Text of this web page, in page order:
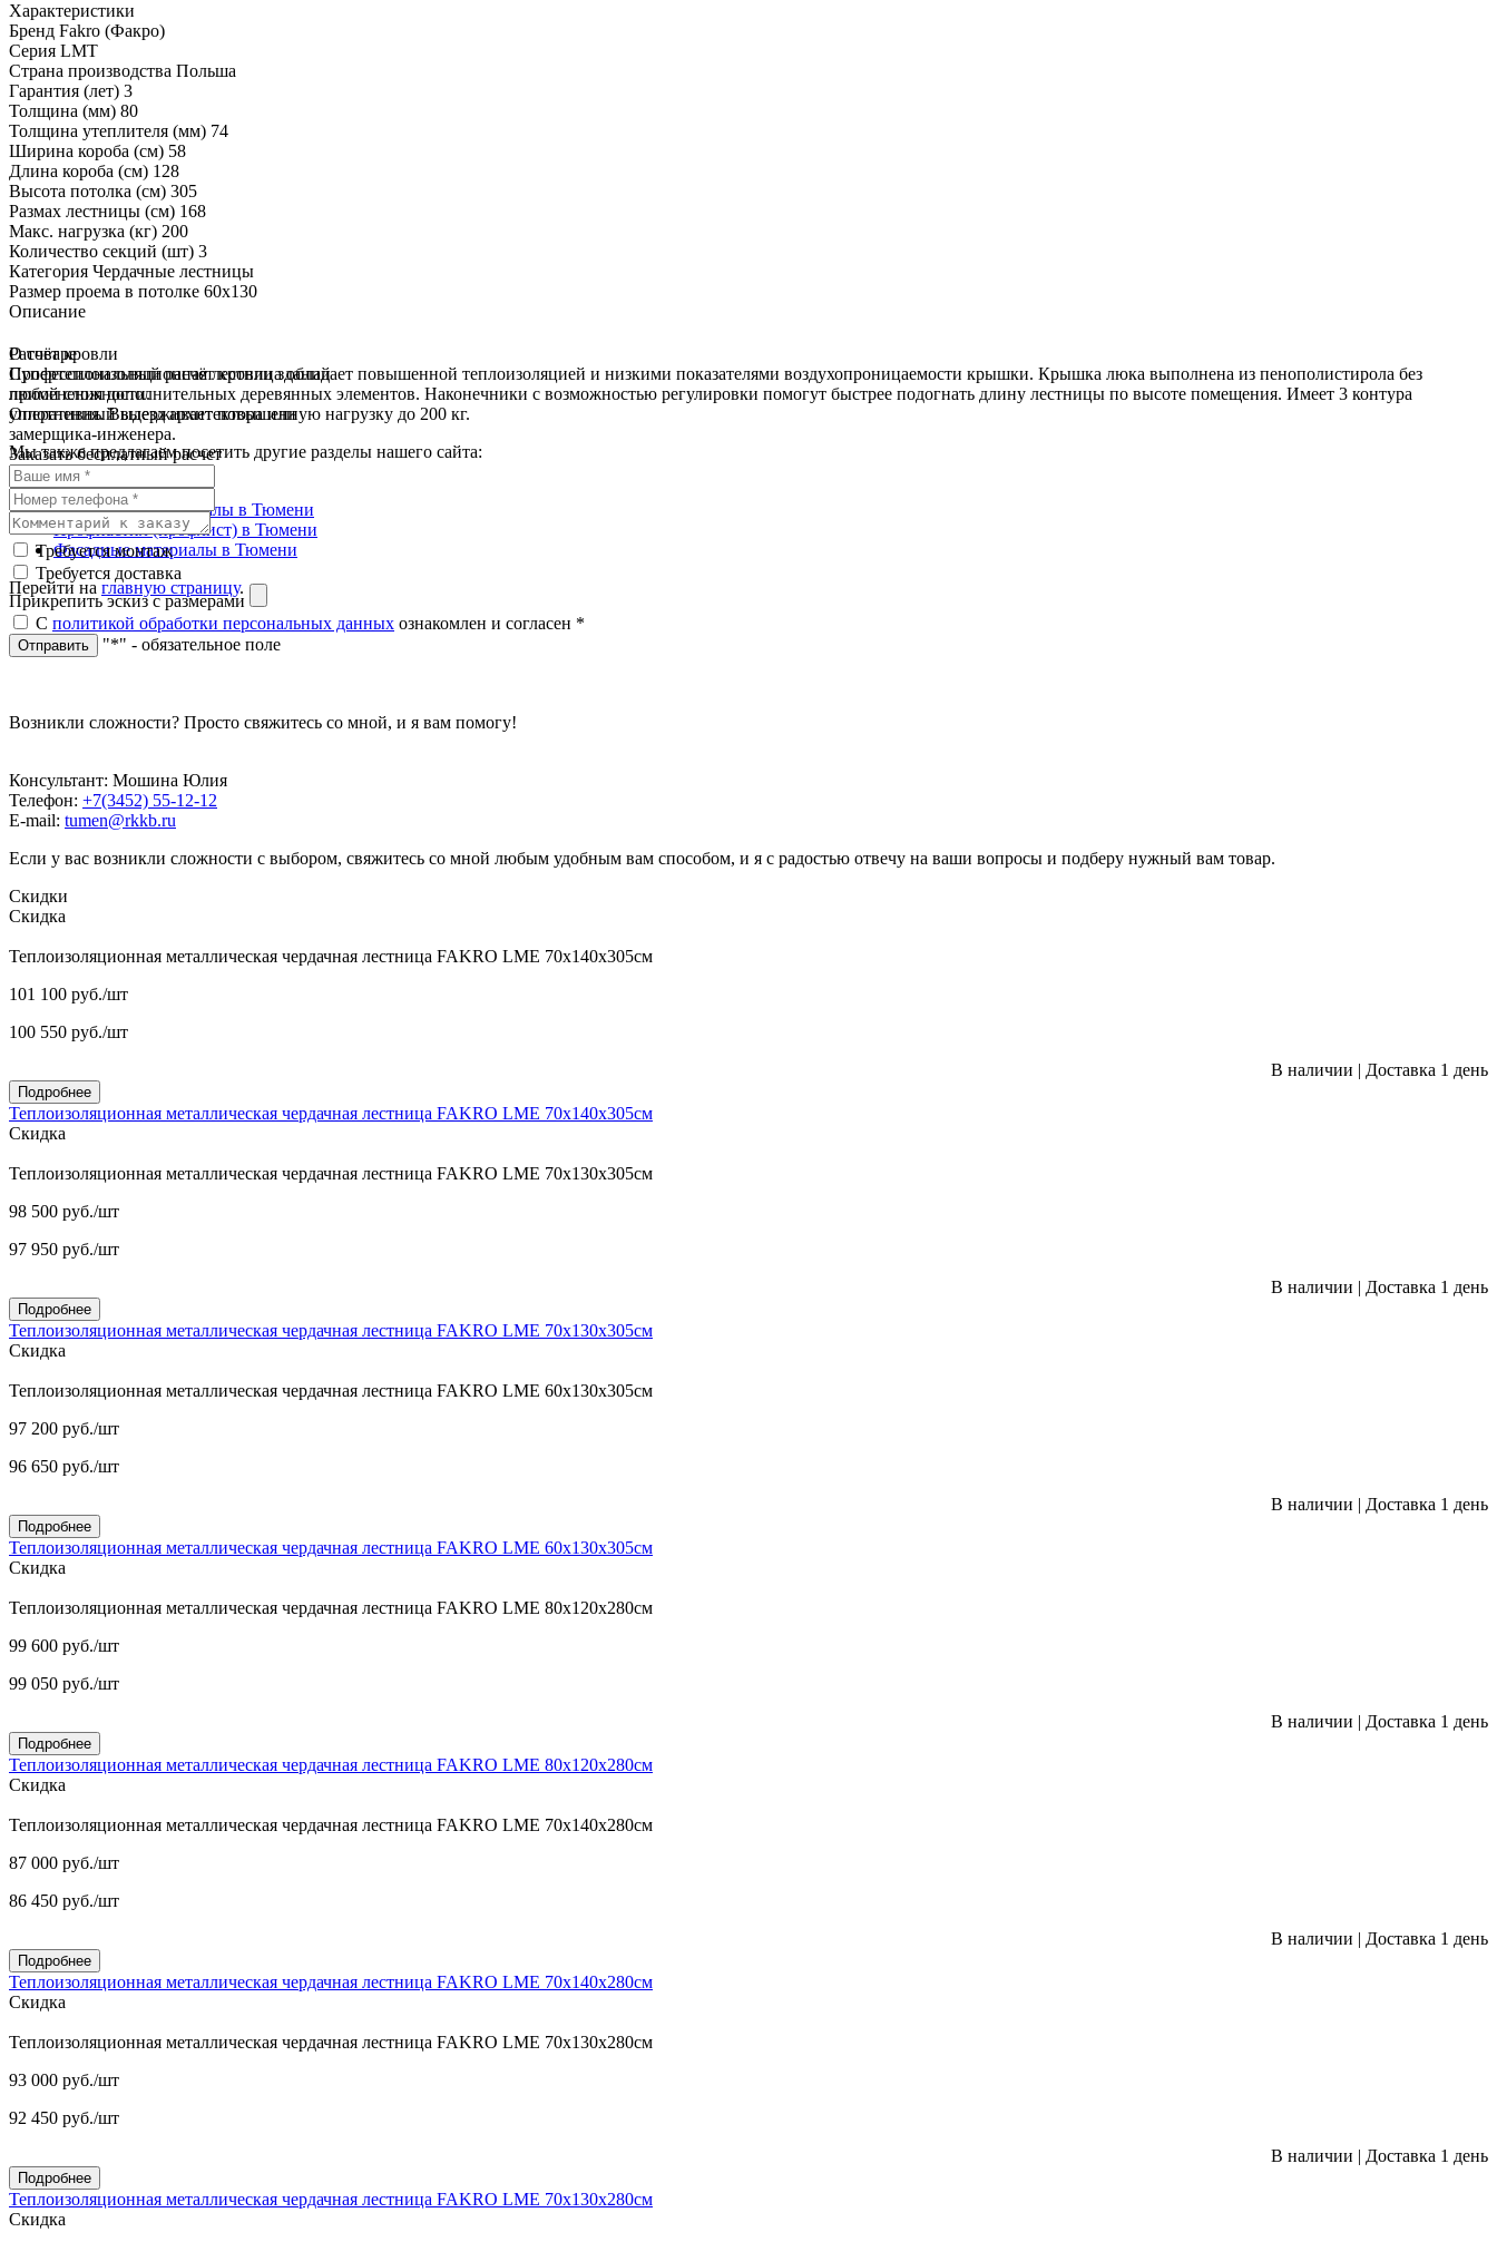
Характеристики
Бренд Fakro (Факро)
Серия LMT
Страна производства Польша
Гарантия (лет) 3
Толщина (мм) 80
Толщина утеплителя (мм) 74
Ширина короба (см) 58
Длина короба (см) 128
Высота потолка (см) 305
Размах лестницы (см) 168
Макс. нагрузка (кг) 200
Количество секций (шт) 3
Категория Чердачные лестницы
Размер проема в потолке 60x130
Описание
О товаре
Супертеплоизоляционная лестница обладает повышенной теплоизоляцией и низкими показателями воздухопроницаемости крышки. Крышка люка выполнена из пенополистирола без
применения дополнительных деревянных элементов. Наконечники с возможностью регулировки помогут быстрее подогнать длину лестницы по высоте помещения. Имеет 3 контура
уплотнения. Выдерживает повышенную нагрузку до 200 кг.
Мы также предлагаем посетить другие разделы нашего сайта:
Чердачные лестницы
Кровельные материалы в Тюмени
Профнастил (профлист) в Тюмени
Фасадные материалы в Тюмени
Перейти на главную страницу.
Расчёт кровли
Профессиональный расчёт кровли зданий
любой сложности.
Оперативный выезд архитектора или
замерщика-инженера.
Заказать бесплатный расчет
Требуется монтаж
Требуется доставка
Прикрепить эскиз с размерами
С политикой обработки персональных данных ознакомлен и согласен *
Отправить "*" - обязательное поле
Возникли сложности? Просто свяжитесь со мной, и я вам помогу!
Консультант: Мошина Юлия
Телефон: +7(3452) 55-12-12
E-mail: tumen@rkkb.ru
Если у вас возникли сложности с выбором, свяжитесь со мной любым удобным вам способом, и я с радостью отвечу на ваши вопросы и подберу нужный вам товар.
Скидки
Скидка
Теплоизоляционная металлическая чердачная лестница FAKRO LME 70х140х305см
101 100 руб./шт
100 550 руб./шт
В наличии | Доставка 1 день
Подробнее
Теплоизоляционная металлическая чердачная лестница FAKRO LME 70х140х305см
Скидка
Теплоизоляционная металлическая чердачная лестница FAKRO LME 70х130х305см
98 500 руб./шт
97 950 руб./шт
В наличии | Доставка 1 день
Подробнее
Теплоизоляционная металлическая чердачная лестница FAKRO LME 70х130х305см
Скидка
Теплоизоляционная металлическая чердачная лестница FAKRO LME 60х130х305см
97 200 руб./шт
96 650 руб./шт
В наличии | Доставка 1 день
Подробнее
Теплоизоляционная металлическая чердачная лестница FAKRO LME 60х130х305см
Скидка
Теплоизоляционная металлическая чердачная лестница FAKRO LME 80х120х280см
99 600 руб./шт
99 050 руб./шт
В наличии | Доставка 1 день
Подробнее
Теплоизоляционная металлическая чердачная лестница FAKRO LME 80х120х280см
Скидка
Теплоизоляционная металлическая чердачная лестница FAKRO LME 70х140х280см
87 000 руб./шт
86 450 руб./шт
В наличии | Доставка 1 день
Подробнее
Теплоизоляционная металлическая чердачная лестница FAKRO LME 70х140х280см
Скидка
Теплоизоляционная металлическая чердачная лестница FAKRO LME 70х130х280см
93 000 руб./шт
92 450 руб./шт
В наличии | Доставка 1 день
Подробнее
Теплоизоляционная металлическая чердачная лестница FAKRO LME 70х130х280см
Скидка